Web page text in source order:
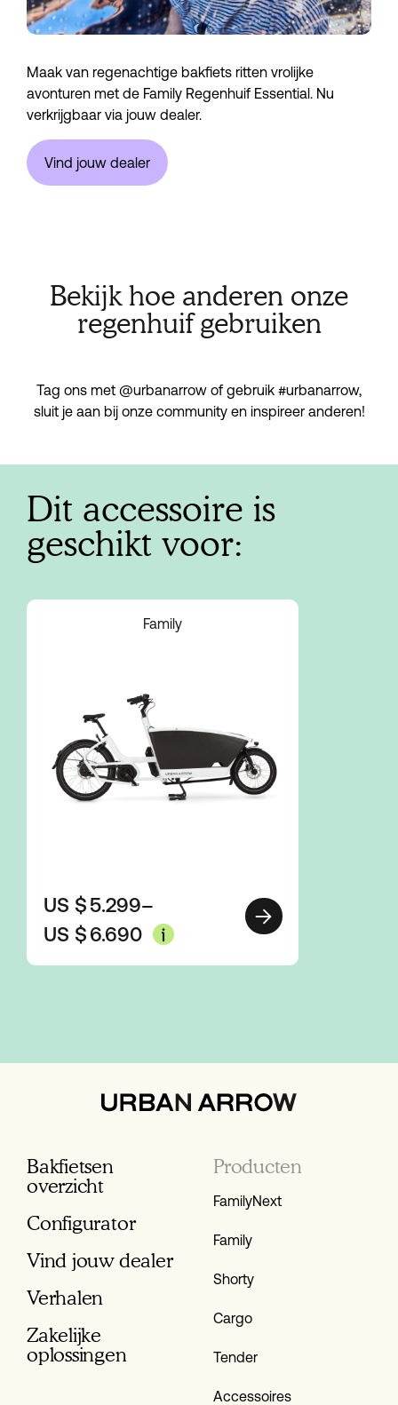
Maak van regenachtige bakfiets ritten vrolijke
avonturen met de Family Regenhuif Essential. Nu
verkrijgbaar via jouw dealer.
Vind jouw dealer
Bekijk hoe anderen onze
regenhuif gebruiken
Tag ons met @urbanarrow of gebruik #urbanarrow,
sluit je aan bij onze community en inspireer anderen!
Dit accessoire is
geschikt voor:
Family
US $5.299–
US $6.690
Bakfietsen
overzicht
Configurator
Vind jouw dealer
Verhalen
Zakelijke
oplossingen
Producten
FamilyNext
Family
Shorty
Cargo
Tender
Accessoires